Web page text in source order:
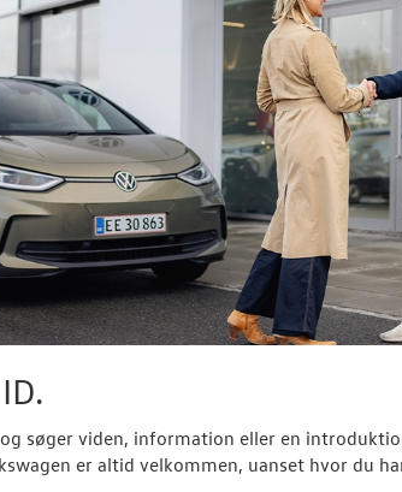
og søger viden, information eller en
er altid velkommen, uanset hvor du